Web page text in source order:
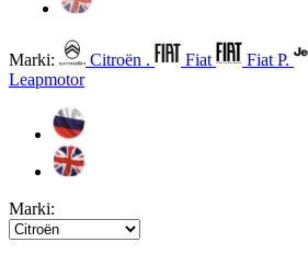
Marki: Citroën . Fiat Fiat P.
Leapmotor
Marki: